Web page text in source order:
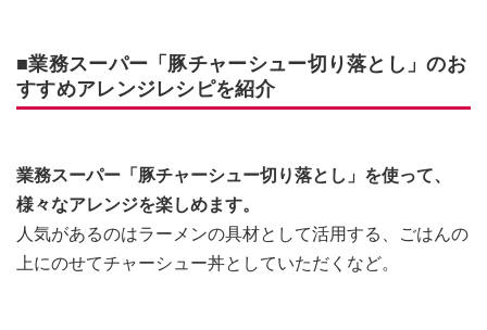
■業務スーパー「豚チャーシュー切り落とし」のお
すすめアレンジレシピを紹介
業務スーパー「豚チャーシュー切り落とし」を使って、
様々なアレンジを楽しめます。
人気があるのはラーメンの具材として活用する、ごはんの
上にのせてチャーシュー丼としていただくなど。